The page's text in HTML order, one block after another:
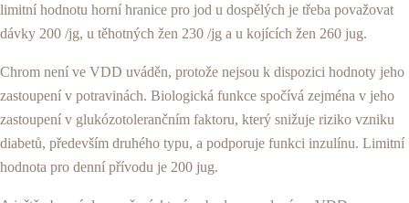
limitní hodno­tu horní hranice pro jod u dospělých je třeba pova­žovat
dávky 200 /jg, u těhotných žen 230 /jg a u ko­jících žen 260 jug.
Chrom není ve VDD uváděn, protože nejsou k dispozici hodnoty jeho
zastoupení v potravinách. Biologická funkce spočívá zejména v jeho
zastoupení v glukózotolerančním faktoru, který snižuje riziko vzni­ku
diabetů, především druhého typu, a podporuje funkci inzulínu. Limitní
hodnota pro denní přívodu je 200 jug.